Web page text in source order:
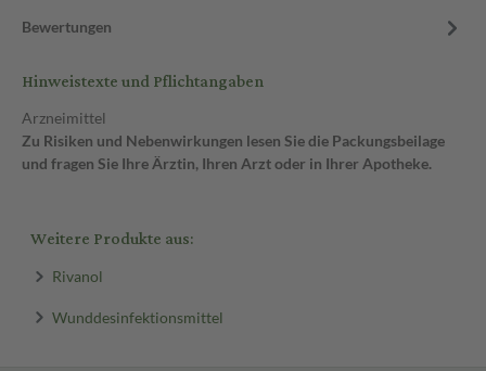
Bewertungen
Hinweistexte und Pflichtangaben
Arzneimittel
Zu Risiken und Nebenwirkungen lesen Sie die Packungsbeilage
und fragen Sie Ihre Ärztin, Ihren Arzt oder in Ihrer Apotheke.
Weitere Produkte aus:
Rivanol
Wunddesinfektionsmittel